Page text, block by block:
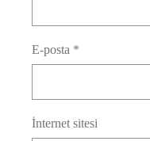
E-posta *
İnternet sitesi